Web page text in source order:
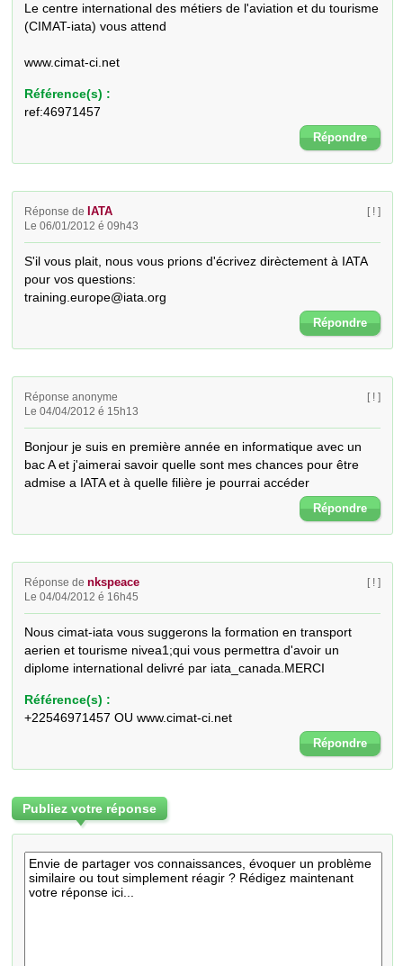
Le centre international des métiers de l'aviation et du tourisme
(CIMAT-iata) vous attend
www.cimat-ci.net
Référence(s) :
ref:46971457
Répondre
Réponse de IATA
Le 06/01/2012 é 09h43
[ ! ]
S'il vous plait, nous vous prions d'écrivez dirèctement à IATA
pour vos questions:
training.europe@iata.org
Répondre
Réponse anonyme
Le 04/04/2012 é 15h13
[ ! ]
Bonjour je suis en première année en informatique avec un
bac A et j'aimerai savoir quelle sont mes chances pour être
admise a IATA et à quelle filière je pourrai accéder
Répondre
Réponse denkspeace
Le 04/04/2012 é 16h45
[ ! ]
Nous cimat-iata vous suggerons la formation en transport
aerien et tourisme nivea1;qui vous permettra d'avoir un
diplome international delivré par iata_canada.MERCI
Référence(s) :
+22546971457 OU www.cimat-ci.net
Répondre
Publiez votre réponse